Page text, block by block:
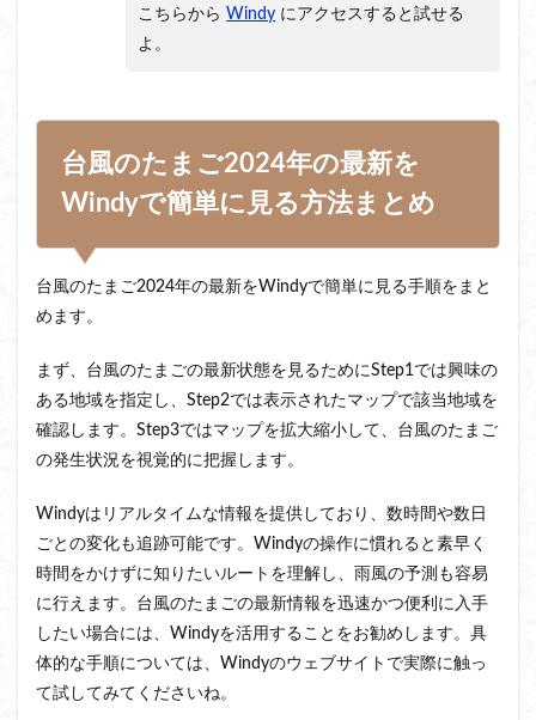
こちらから Windy にアクセスすると試せる
よ。
台風のたまご2024年の最新を
Windyで簡単に見る方法まとめ
台風のたまご2024年の最新をWindyで簡単に見る手順をまと
めます。
まず、台風のたまごの最新状態を見るためにStep1では興味の
ある地域を指定し、Step2では表示されたマップで該当地域を
確認します。Step3ではマップを拡大縮小して、台風のたまご
の発生状況を視覚的に把握します。
Windyはリアルタイムな情報を提供しており、数時間や数日
ごとの変化も追跡可能です。Windyの操作に慣れると素早く
時間をかけずに知りたいルートを理解し、雨風の予測も容易
に行えます。台風のたまごの最新情報を迅速かつ便利に入手
したい場合には、Windyを活用することをお勧めします。具
体的な手順については、Windyのウェブサイトで実際に触っ
て試してみてくださいね。